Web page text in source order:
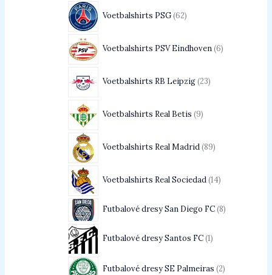
Voetbalshirts PSG 62
Voetbalshirts PSV Eindhoven 6
Voetbalshirts RB Leipzig 23
Voetbalshirts Real Betis 9
Voetbalshirts Real Madrid 89
Voetbalshirts Real Sociedad 14
Futbalové dresy San Diego FC 8
Futbalové dresy Santos FC 1
Futbalové dresy SE Palmeiras 2